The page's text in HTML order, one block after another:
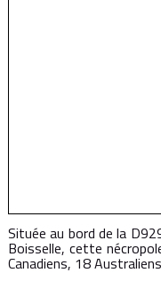
Située au bord de la
Boisselle, cette
Canadiens, 18